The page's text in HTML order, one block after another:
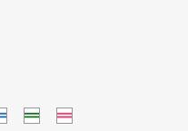
Glacier
Blanc/Océan
Blanc/KakiBlanc/Goji